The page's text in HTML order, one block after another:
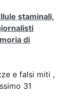
staminali,
di
e falsi miti ,
31